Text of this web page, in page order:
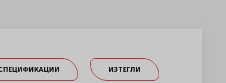
ИЗТЕГЛИ